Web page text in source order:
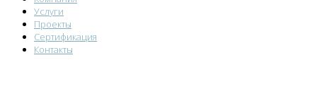
Услуги
Проекты
Сертификация
Контакты